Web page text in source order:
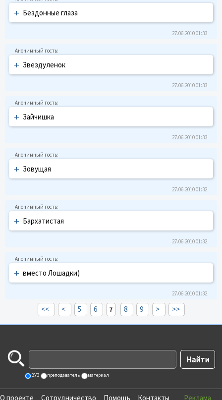
+ Бездонные глаза
27.06.2010 01:33
+ Звездyленок
27.06.2010 01:33
+ Зайчишка
27.06.2010 01:33
+ Зовyщая
27.06.2010 01:32
+ Баpхатистая
27.06.2010 01:32
+ вместо Лошадки)
27.06.2010 01:32
<< < 5 6 7 8 9 > >>
ВУЗ преподаватель материал
О проекте Сотрудничество Помощь Контакты Реклама